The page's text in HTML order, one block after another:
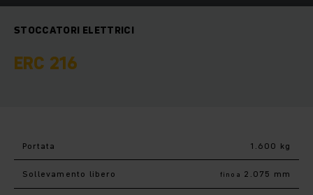
STOCCATORI ELETTRICI
ERC 216
Portata 1.600 kg
Sollevamento libero fino a 2.075 mm